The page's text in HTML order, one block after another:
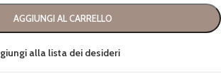
AGGIUNGI AL CARRELLO
alla lista dei desideri